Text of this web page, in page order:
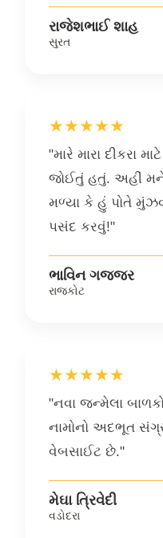
રાજેશભાઈ શાહ
સુરત
★★★★★
"મારે મારા દીકરા
જોઈતું હતું. અહીં મને
મળ્યા કે હું પોતે
પસંદ કરવું!"
ભાવિન ગજ્જર
રાજકોટ
★★★★★
"નવા જન્મેલા
નામોનો અદભૂત
વેબસાઈટ છે."
મેઘા ત્રિવેદી
વડોદરા